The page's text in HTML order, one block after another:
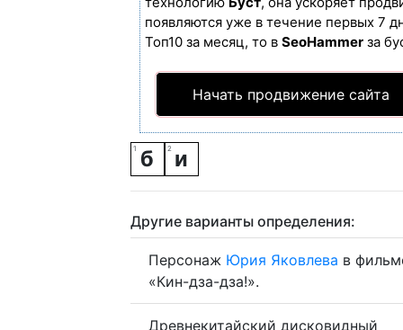
появляются уже в течение первых 7
Топ10 за месяц, то в SeoHammer за
Начать продвижение сайта
б и
Другие варианты определения:
Персонаж Юрия Яковлева в
«Кин-дза-дза!».
Древнекитайский дисковидный